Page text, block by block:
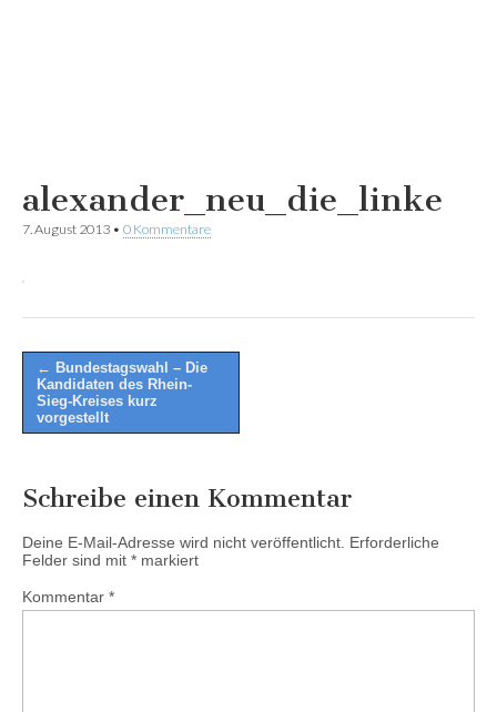
alexander_neu_die_linke
7. August 2013 • 0 Kommentare
Post
navigation
← Bundestagswahl – Die
Kandidaten des Rhein-
Sieg-Kreises kurz
vorgestellt
Schreibe einen Kommentar
Deine E-Mail-Adresse wird nicht veröffentlicht. Erforderliche
Felder sind mit * markiert
Kommentar *